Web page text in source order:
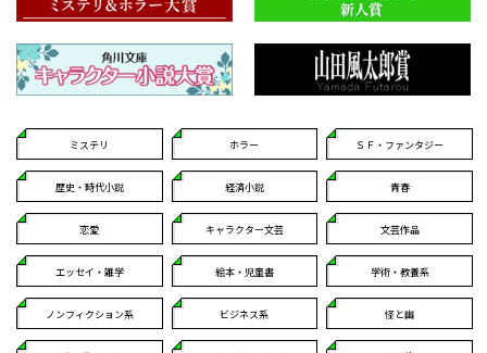
ミステリ ホラー ＳＦ・ファンタジー
歴史・時代小説 経済小説 青春
恋愛 キャラクター文芸 文芸作品
エッセイ・雑学 絵本・児童書 学術・教養系
ノンフィクション系 ビジネス系 怪と幽